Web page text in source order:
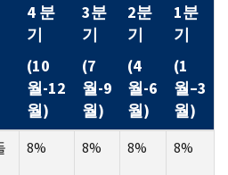
4 분
기
(10
월-12
월)
3분
기
(7
월-9
월)
2분
기
(4
월-6
월)
1분
기
(1
월–3
월)
8% 8% 8% 8%